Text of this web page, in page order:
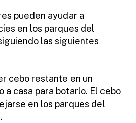
pueden ayudar a
en los parques del
las siguientes
cebo restante en un
a casa para botarlo. El cebo
en los parques del